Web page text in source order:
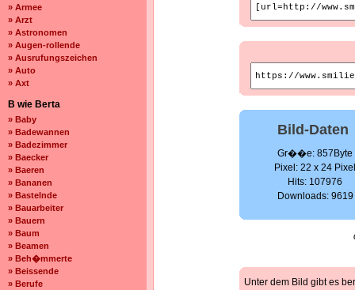
» Armee
» Arzt
» Astronomen
» Augen-rollende
» Ausrufungszeichen
» Auto
» Axt
B wie Berta
» Baby
» Badewannen
» Badezimmer
» Baecker
» Baeren
» Bananen
» Bastelnde
» Bauarbeiter
» Bauern
» Baum
» Beamen
» Beh�mmerte
» Beissende
» Berufe
Bild-Daten
Gr��e: 857Byte
Pixel: 22 x 24
Hits: 107976
Downloads: 9619
Unter dem Bild gibt es